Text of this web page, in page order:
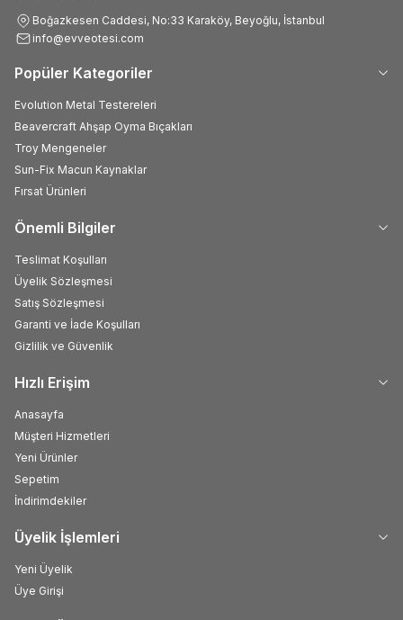
Boğazkesen Caddesi, No:33 Karaköy, Beyoğlu, İstanbul
info@evveotesi.com
Popüler Kategoriler
Evolution Metal Testereleri
Beavercraft Ahşap Oyma Bıçakları
Troy Mengeneler
Sun-Fix Macun Kaynaklar
Fırsat Ürünleri
Önemli Bilgiler
Teslimat Koşulları
Üyelik Sözleşmesi
Satış Sözleşmesi
Garanti ve İade Koşulları
Gizlilik ve Güvenlik
Hızlı Erişim
Anasayfa
Müşteri Hizmetleri
Yeni Ürünler
Sepetim
İndirimdekiler
Üyelik İşlemleri
Yeni Üyelik
Üye Girişi